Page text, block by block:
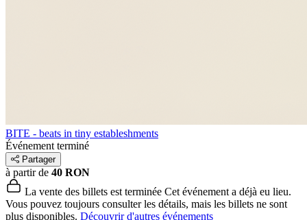
BITE - beats in tiny estableshments
Événement terminé
Partager
à partir de 40 RON
La vente des billets est terminée Cet événement a déjà eu lieu.
Vous pouvez toujours consulter les détails, mais les billets ne sont
plus disponibles. Découvrir d'autres événements